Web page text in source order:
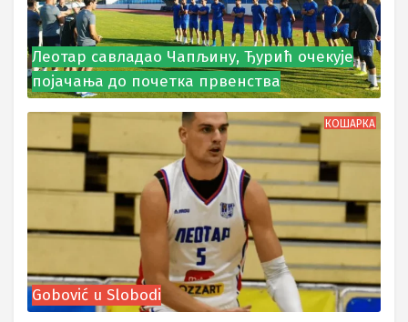
Леотар савладао Чапљину, Ђурић очекује
појачања до почетка првенства
КОШАРКА
Gobović u Slobodi